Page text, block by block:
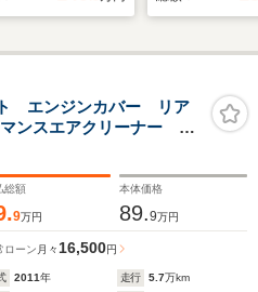
ンモニター 前後
インETC ステア
グスイッチ 両側
ドライブレコ
LED/
エンジンカバー リア
ンスエアクリーナー ハ
プリング KONI社製FSD
アロイホイール
総額
9万円
本体価格
89.9万円
ローン 月々 16,500円
2011年 走行 5.7万km